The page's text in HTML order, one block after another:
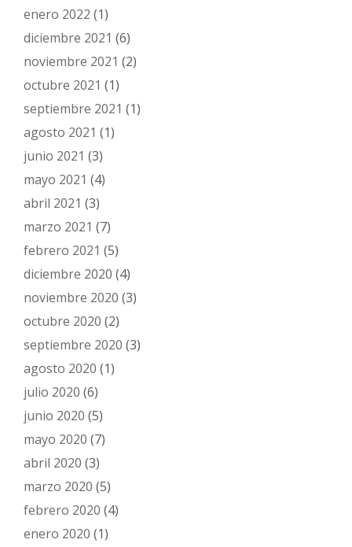
enero 2022 (1)
diciembre 2021 (6)
noviembre 2021 (2)
octubre 2021 (1)
septiembre 2021 (1)
agosto 2021 (1)
junio 2021 (3)
mayo 2021 (4)
abril 2021 (3)
marzo 2021 (7)
febrero 2021 (5)
diciembre 2020 (4)
noviembre 2020 (3)
octubre 2020 (2)
septiembre 2020 (3)
agosto 2020 (1)
julio 2020 (6)
junio 2020 (5)
mayo 2020 (7)
abril 2020 (3)
marzo 2020 (5)
febrero 2020 (4)
enero 2020 (1)